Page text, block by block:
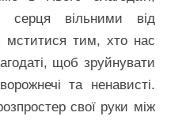
серця вільними від
мститися тим, хто нас
щоб зруйнувати
та ненависті.
свої руки між